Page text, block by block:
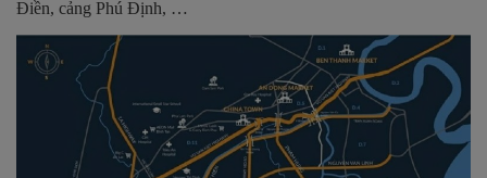
Điền, cảng Phú Định, …